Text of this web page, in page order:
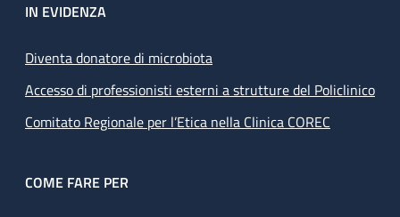
IN EVIDENZA
Diventa donatore di microbiota
Accesso di professionisti esterni a strutture del Policlinico
Comitato Regionale per l’Etica nella Clinica COREC
COME FARE PER